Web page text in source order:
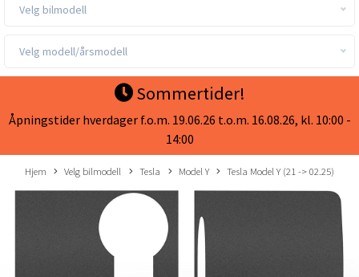
Velg bilmodell
Velg modell/årsmodell
Sommertider!
Åpningstider hverdager f.o.m. 19.06.26 t.o.m. 16.08.26, kl. 10:00 -
14:00
Hjem Velg bilmodell Tesla Model Y Tesla Model Y (21 -> 02.25)